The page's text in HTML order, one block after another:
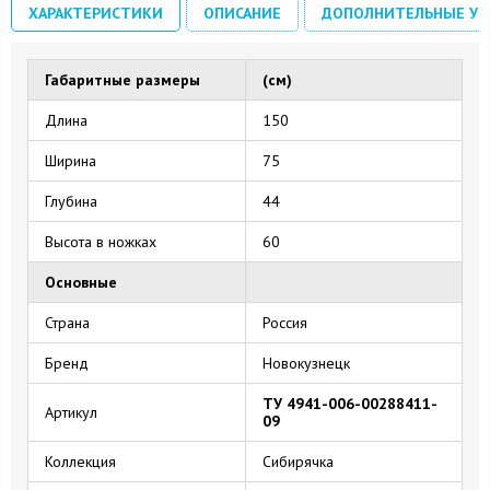
ХАРАКТЕРИСТИКИ ОПИСАНИЕ ДОПОЛНИТЕЛЬНЫЕ
Габаритные размеры (см)
Длина 150
Ширина 75
Глубина 44
Высота в ножках 60
Основные
Страна Россия
Бренд Новокузнецк
Артикул
ТУ 4941-006-00288411-
09
Коллекция Сибирячка